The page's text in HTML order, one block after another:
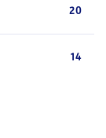
20
14